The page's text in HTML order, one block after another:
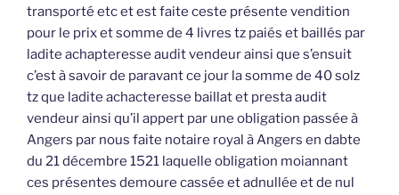
transporté etc et est faite ceste présente vendition
pour le prix et somme de 4 livres tz paiés et baillés par
ladite achapteresse audit vendeur ainsi que s’ensuit
c’est à savoir de paravant ce jour la somme de 40 solz
tz que ladite achacteresse baillat et presta audit
vendeur ainsi qu’il appert par une obligation passée à
Angers par nous faite notaire royal à Angers en dabte
du 21 décembre 1521 laquelle obligation moiannant
ces présentes demoure cassée et adnullée et de nul